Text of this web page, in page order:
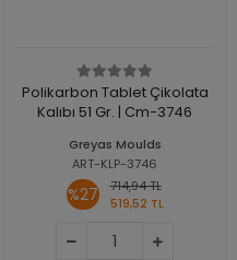
Polikarbon Tablet Çikolata
Kalıbı 51 Gr. | Cm-3746
Greyas Moulds
ART-KLP-3746
%27
714,94 TL
519,52 TL